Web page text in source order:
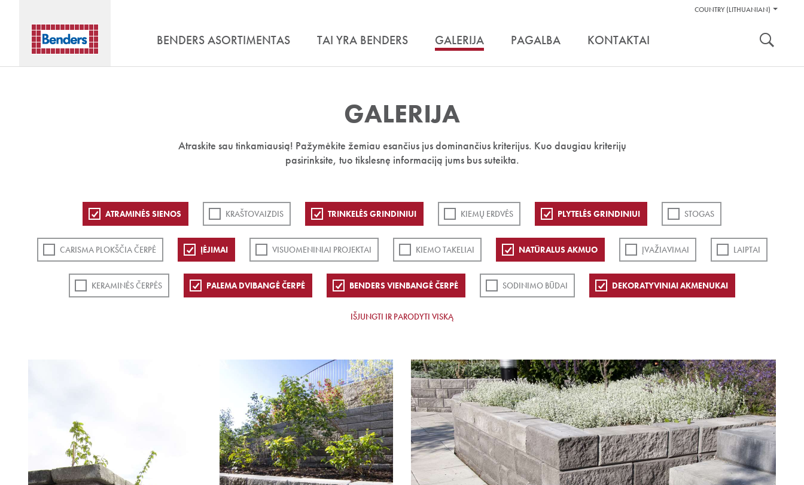
Pagalbos
COUNTRY (LITHUANIAN)
BENDERS ASORTIMENTAS TAI YRA BENDERS GALERIJA PAGALBA KONTAKTAI
GALERIJA
Atraskite sau tinkamiausią! Pažymėkite žemiau esančius jus dominančius kriterijus. Kuo daugiau kriterijų
pasirinksite, tuo tikslesnę informaciją jums bus suteikta.
ATRAMINĖS SIENOS KRAŠTOVAIZDIS TRINKELĖS GRINDINIUI KIEMŲ ERDVĖS PLYTELĖS GRINDINIUI STOGAS
CARISMA PLOKŠČIA ČERPĖ ĮĖJIMAI VISUOMENINIAI PROJEKTAI KIEMO TAKELIAI NATŪRALUS AKMUO ĮVAŽIAVIMAI LAIPTAI
KERAMINĖS ČERPĖS PALEMA DVIBANGĖ ČERPĖ BENDERS VIENBANGĖ ČERPĖ SODINIMO BŪDAI DEKORATYVINIAI AKMENUKAI
IŠJUNGTI IR PARODYTI VISKĄ